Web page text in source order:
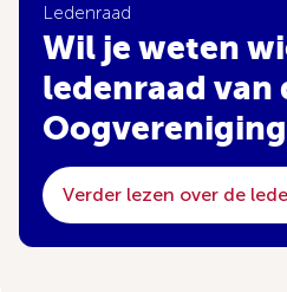
Ledenraad
Wil je weten
ledenraad van
Verder lezen over de